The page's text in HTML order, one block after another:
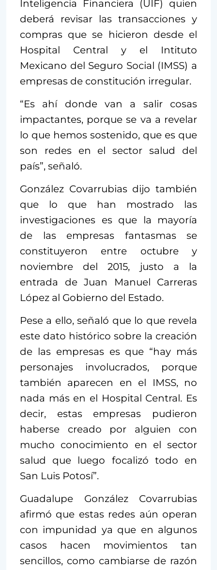
Inteligencia Financiera (UIF) quien
deberá revisar las transacciones y
compras que se hicieron desde el
Hospital Central y el Intituto
Mexicano del Seguro Social (IMSS) a
empresas de constitución irregular.
“Es ahí donde van a salir cosas
impactantes, porque se va a revelar
lo que hemos sostenido, que es que
son redes en el sector salud del
país”, señaló.
González Covarrubias dijo también
que lo que han mostrado las
investigaciones es que la mayoría
de las empresas fantasmas se
constituyeron entre octubre y
noviembre del 2015, justo a la
entrada de Juan Manuel Carreras
López al Gobierno del Estado.
Pese a ello, señaló que lo que revela
este dato histórico sobre la creación
de las empresas es que “hay más
personajes involucrados, porque
también aparecen en el IMSS, no
nada más en el Hospital Central. Es
decir, estas empresas pudieron
haberse creado por alguien con
mucho conocimiento en el sector
salud que luego focalizó todo en
San Luis Potosí”.
Guadalupe González Covarrubias
afirmó que estas redes aún operan
con impunidad ya que en algunos
casos hacen movimientos tan
sencillos, como cambiarse de razón